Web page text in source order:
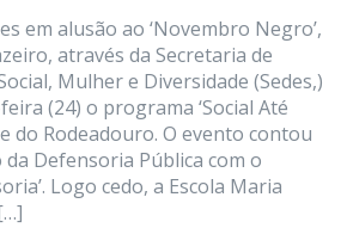
em alusão ao ‘Novembro Negro’,
através da Secretaria de
Mulher e Diversidade (Sedes,)
(24) o programa ‘Social Até
do Rodeadouro. O evento contou
Defensoria Pública com o
Logo cedo, a Escola Maria